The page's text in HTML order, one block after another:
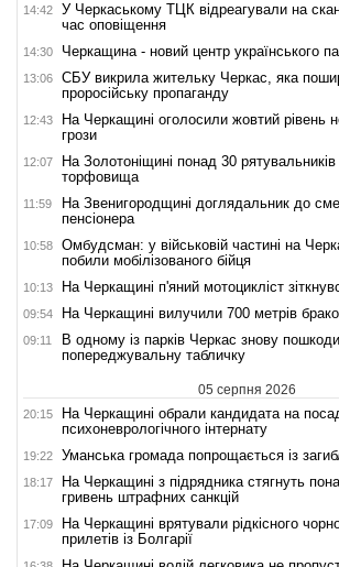
14:42
У Черкаському ТЦК відреагували на
час оповіщення
14:30 Черкащина - новий центр українського
13:06
СБУ викрила жительку Черкас, яка
проросійську пропаганду
12:43
На Черкащині оголосили жовтий рівень
грози
12:07
На Золотоніщині понад 30
торфовища
11:59
На Звенигородщині доглядальник до
пенсіонера
10:58
Омбудсман: у військовій частині на
побили мобілізованого бійця
10:13 На Черкащині п'яний мотоцикліст
09:54 На Черкащині вилучили 700 метрів
09:11
В одному із парків Черкас знову
попереджувальну табличку
05 серпня 2026
20:15
На Черкащині обрали кандидата на
психоневрологічного інтернату
19:22 Уманська громада попрощається із
18:17
На Черкащині з підрядника стягнуть
гривень штрафних санкцій
17:09
На Черкащині врятували рідкісного
прилетів із Болгарії